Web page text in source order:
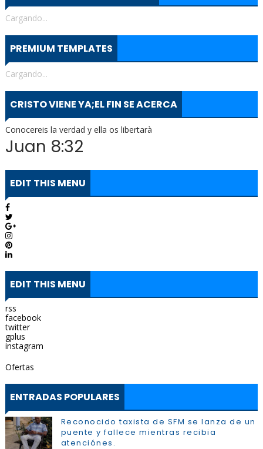
Cargando...
PREMIUM TEMPLATES
Cargando...
CRISTO VIENE YA;EL FIN SE ACERCA
Conocereis la verdad y ella os libertarà
Juan 8:32
EDIT THIS MENU
EDIT THIS MENU
rss
facebook
twitter
gplus
instagram
Ofertas
ENTRADAS POPULARES
Reconocido taxista de SFM se lanza de un
puente y fallece mientras recibia
atenciónes.